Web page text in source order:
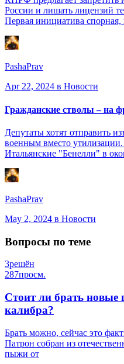
России и лишать лицензий
Первая инициатива спорная,
PashaPrav
Apr 22, 2024 в Новости
Гражданские стволы – на
Депутаты хотят отправить
военным вместо
Итальянские "Бенелли" в
PashaPrav
May 2, 2024 в Новости
Вопросы по теме
3решён
287просм.
Стоит ли брать
калибра?
Брать можно, сейчас это
Патрон собран из
пыжи от